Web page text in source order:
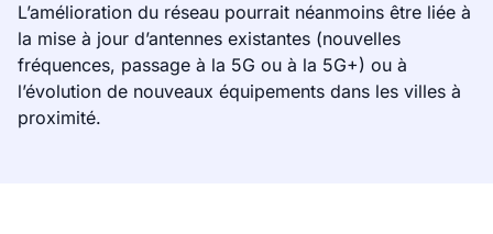
L’amélioration du réseau pourrait néanmoins être liée à
la mise à jour d’antennes existantes (nouvelles
fréquences, passage à la 5G ou à la 5G+) ou à
l’évolution de nouveaux équipements dans les villes à
proximité.